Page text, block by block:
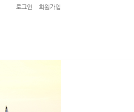
로그인 회원가입